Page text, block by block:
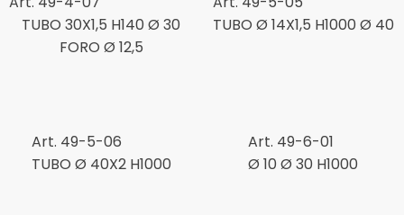
TUBO 30X1,5 H140 Ø 30
FORO Ø 12,5
TUBO Ø 14X1,5 H1000 Ø 40
Art. 49-5-06
TUBO Ø 40X2 H1000
Art. 49-6-01
Ø 10 Ø 30 H1000